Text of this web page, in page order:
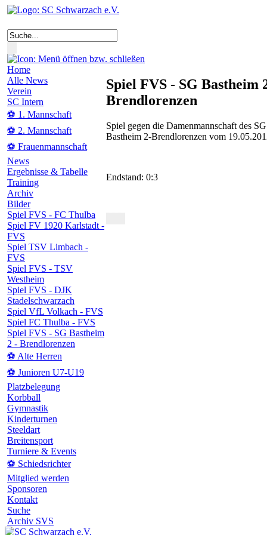
Home
Alle News
Verein
SC Intern
⚽ 1. Mannschaft
⚽ 2. Mannschaft
⚽ Frauenmannschaft
News
Ergebnisse & Tabelle
Training
Archiv
Bilder
Spiel FVS - FC Thulba
Spiel FV 1920 Karlstadt -
FVS
Spiel TSV Limbach -
FVS
Spiel FVS - TSV
Westheim
Spiel FVS - DJK
Stadelschwarzach
Spiel VfL Volkach - FVS
Spiel FC Thulba - FVS
Spiel FVS - SG Bastheim
2 - Brendlorenzen
⚽ Alte Herren
⚽ Junioren U7-U19
Platzbelegung
Korbball
Gymnastik
Kinderturnen
Steeldart
Breitensport
Turniere & Events
⚽ Schiedsrichter
Mitglied werden
Sponsoren
Kontakt
Suche
Archiv SVS
Spiel FVS - SG Bastheim
Brendlorenzen
Spiel gegen die Damenmannschaft des SG
Bastheim 2-Brendlorenzen vom
Endstand: 0:3